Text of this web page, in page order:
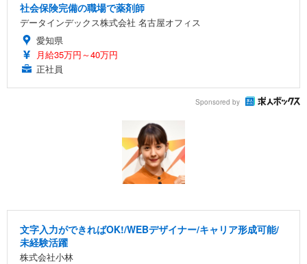
社会保険完備の職場で薬剤師
データインデックス株式会社 名古屋オフィス
愛知県
月給35万円～40万円
正社員
Sponsored by
文字入力ができればOK!/WEBデザイナー/キャリア形成可能/
未経験活躍
株式会社小林